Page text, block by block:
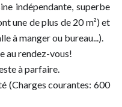
indépendante, superbe
une de plus de 20 m²) et
à manger ou bureau...).
au rendez-vous!
à parfaire.
(Charges courantes: 600